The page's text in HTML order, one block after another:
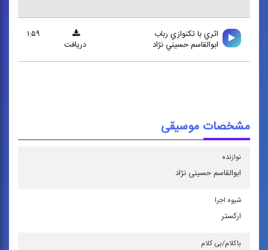
اثري با تكنوازي رباب
ابوالقاسم حسيني‌ نژاد
۱:۵۹
دریافت
مشخصات موسیقی
نوازنده
ابوالقاسم حسینی‌ نژاد
شیوه اجرا
اركستر
باكلام/بی كلام